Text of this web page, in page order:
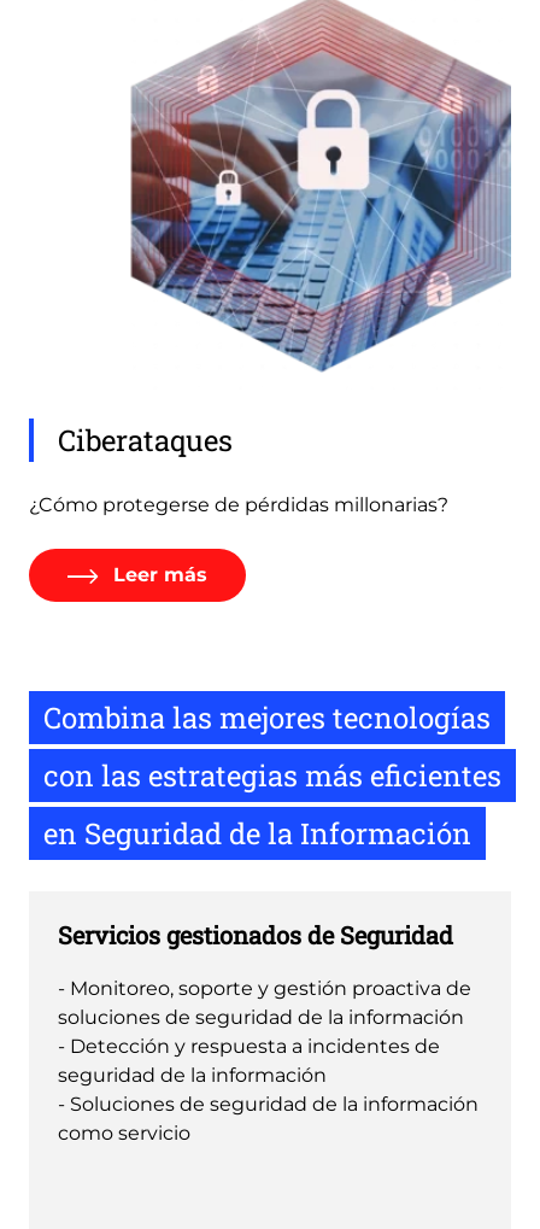
Ciberataques
¿Cómo protegerse de pérdidas millonarias?
Leer más
Combina las mejores tecnologías
con las estrategias más eficientes
en Seguridad de la Información
Servicios gestionados de Seguridad
- Monitoreo, soporte y gestión proactiva de
soluciones de seguridad de la información
- Detección y respuesta a incidentes de
seguridad de la información
- Soluciones de seguridad de la información
como servicio